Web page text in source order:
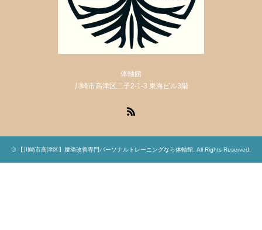
体軸館
川崎市高津区二子2-1-3 東海ビル3階
© 【川崎市高津区】腰痛改善専門パーソナルトレーニングなら体軸館. All Rights Reserved.